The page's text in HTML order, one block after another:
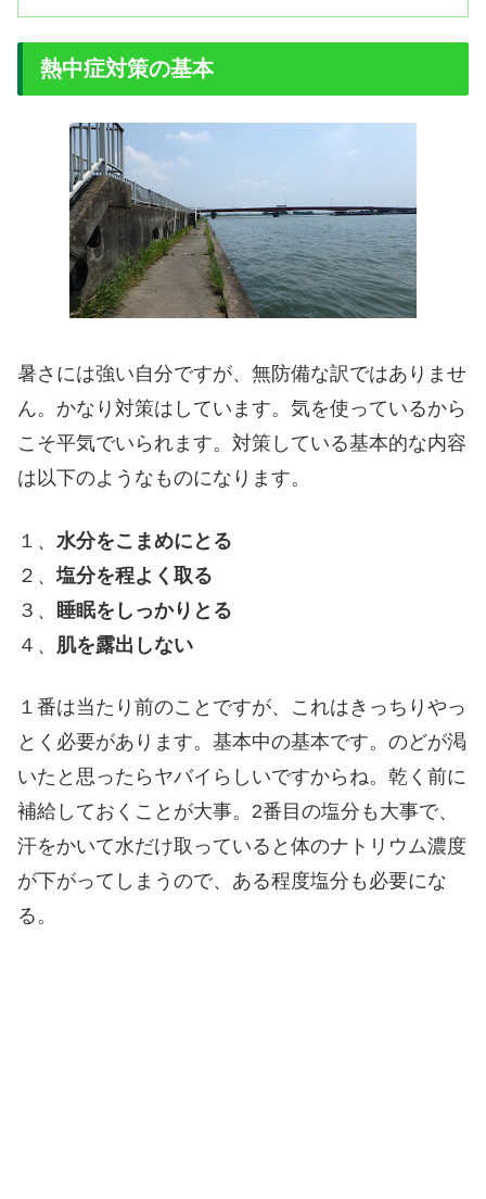
熱中症対策の基本
暑さには強い自分ですが、無防備な訳ではありませ
ん。かなり対策はしています。気を使っているから
こそ平気でいられます。対策している基本的な内容
は以下のようなものになります。
１、 水分をこまめにとる
２、塩分を程よく取る
３、 睡眠をしっかりとる
４、 肌を露出しない
１番は当たり前のことですが、これはきっちりやっ
とく必要があります。基本中の基本です。のどが渇
いたと思ったらヤバイらしいですからね。乾く前に
補給しておくことが大事。2番目の塩分も大事で、
汗をかいて水だけ取っていると体のナトリウム濃度
が下がってしまうので、ある程度塩分も必要にな
る。